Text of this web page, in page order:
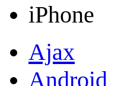
iPhone
Ajax
Android